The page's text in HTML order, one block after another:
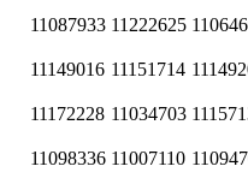
11087933 11222625
11149016 11151714
11172228 11034703
11098336 11007110